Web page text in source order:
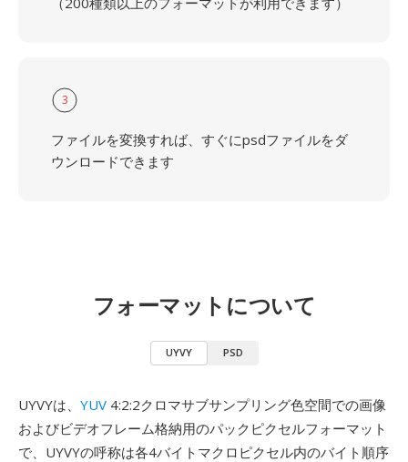
3
ファイルを変換すれば、すぐにpsdファイルをダ
ウンロードできます
フォーマットについて
UYVY PSD
UYVYは、 YUV 4:2:2クロマサブサンプリング色空間での画像
およびビデオフレーム格納用のパックピクセルフォーマット
で、UYVYの呼称は各4バイトマクロピクセル内のバイト順序